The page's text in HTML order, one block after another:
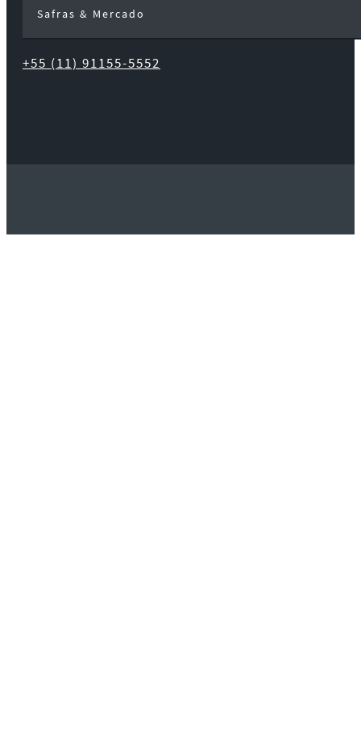
Safras & Mercado
+55 (11) 91155-5552